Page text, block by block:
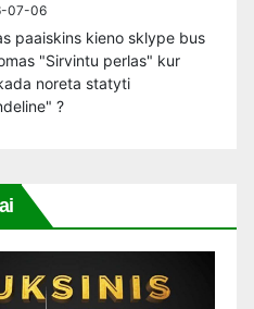
07-06
paaiskins kieno sklype bus
"Sirvintu perlas" kur
noreta statyti
?